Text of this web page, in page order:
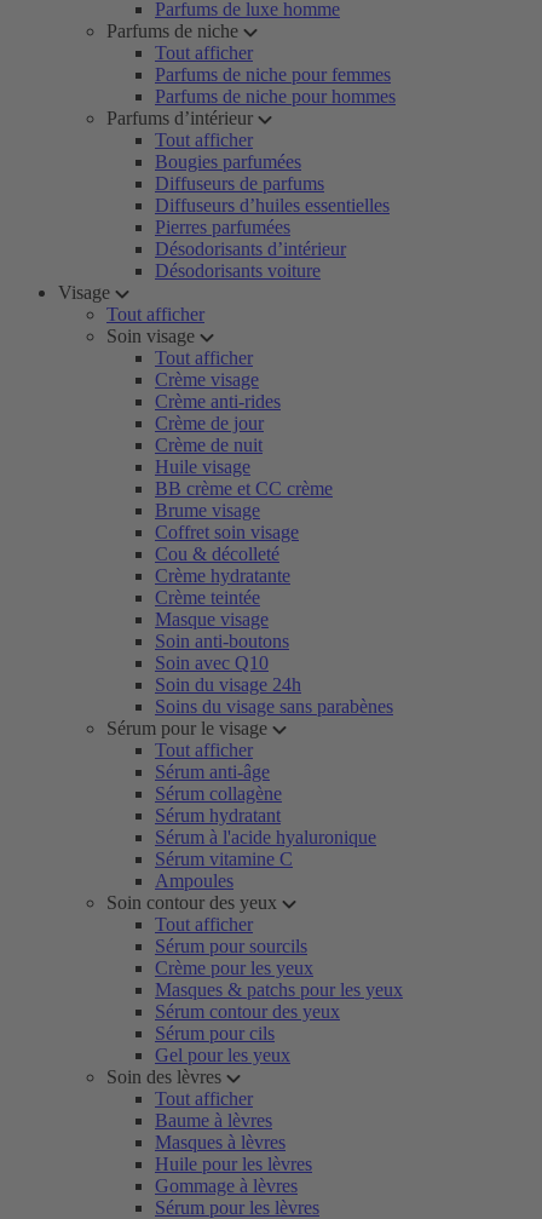
Parfums de luxe homme
Parfums de niche
Tout afficher
Parfums de niche pour femmes
Parfums de niche pour hommes
Parfums d’intérieur
Tout afficher
Bougies parfumées
Diffuseurs de parfums
Diffuseurs d’huiles essentielles
Pierres parfumées
Désodorisants d’intérieur
Désodorisants voiture
Visage
Tout afficher
Soin visage
Tout afficher
Crème visage
Crème anti-rides
Crème de jour
Crème de nuit
Huile visage
BB crème et CC crème
Brume visage
Coffret soin visage
Cou & décolleté
Crème hydratante
Crème teintée
Masque visage
Soin anti-boutons
Soin avec Q10
Soin du visage 24h
Soins du visage sans parabènes
Sérum pour le visage
Tout afficher
Sérum anti-âge
Sérum collagène
Sérum hydratant
Sérum à l'acide hyaluronique
Sérum vitamine C
Ampoules
Soin contour des yeux
Tout afficher
Sérum pour sourcils
Crème pour les yeux
Masques & patchs pour les yeux
Sérum contour des yeux
Sérum pour cils
Gel pour les yeux
Soin des lèvres
Tout afficher
Baume à lèvres
Masques à lèvres
Huile pour les lèvres
Gommage à lèvres
Sérum pour les lèvres